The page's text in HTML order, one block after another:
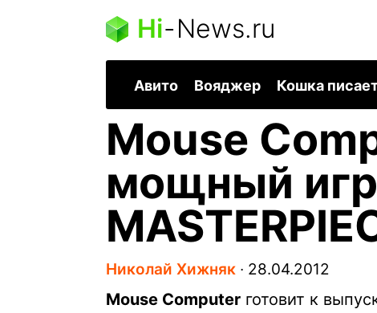
Hi-News.ru
Авито Вояджер Кошка
Mouse
мощный
Николай Хижняк ∙ 28.04.2012
Mouse Computer готовит к